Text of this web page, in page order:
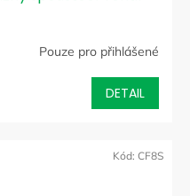
Pouze pro přihlášené
DETAIL
Kód: CF8S